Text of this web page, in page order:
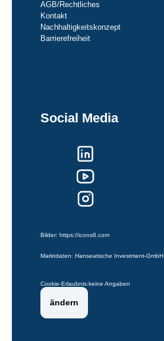
AGB/Rechtliches
Kontakt
Nachhaltigkeitskonzept
Barrierefreiheit
Social Media
Bilder: https://icons8.com
Marktdaten: Hanseatische Investment-GmbH.
Cookie-Erlaubnis:keine Angaben
ändern